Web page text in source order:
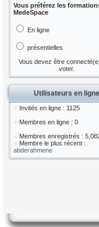
Vous préférez les
MedeSpace
En ligne
présentielles
Vous devez être
voter.
Utilisateurs en ligne
Invités en ligne : 1125
Membres en ligne : 0
Membres enregistrés :
Membre le plus récent :
abderahmene